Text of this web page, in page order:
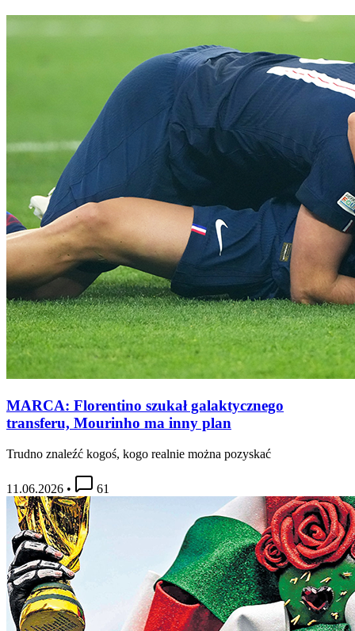
MARCA: Florentino szukał galaktycznego
transferu, Mourinho ma inny plan
Trudno znaleźć kogoś, kogo realnie można pozyskać
11.06.2026 • 61